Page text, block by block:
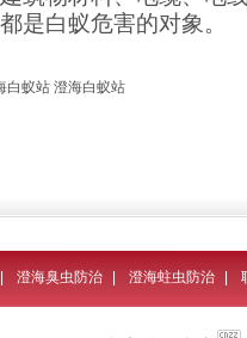
是白蚁危害的对象。
白蚁站 澄海白蚁站
澄海臭虫防治 澄海蛀虫防治